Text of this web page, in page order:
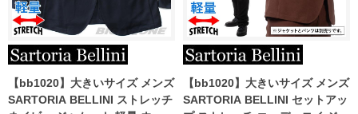
【bb1020】大きいサイズ メンズ
SARTORIA BELLINI ストレッチ
【bb1020】大きいサイズ メンズ
SARTORIA BELLINI セットアッ